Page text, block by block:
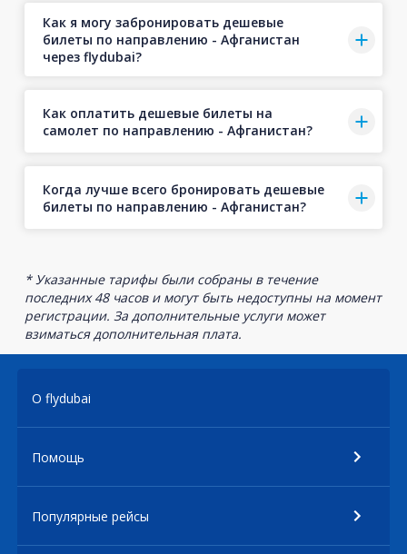
Как я могу забронировать дешевые
билеты по направлению - Афганистан
через flydubai?
Как оплатить дешевые билеты на
самолет по направлению - Афганистан?
Когда лучше всего бронировать дешевые
билеты по направлению - Афганистан?
* Указанные тарифы были собраны в течение
последних 48 часов и могут быть недоступны на момент
регистрации. За дополнительные услуги может
взиматься дополнительная плата.
О flydubai
Помощь
Популярные рейсы